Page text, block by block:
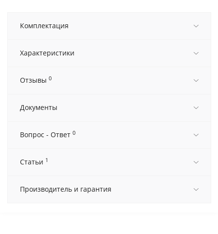
Комплектация
Характеристики
Отзывы 0
Документы
Вопрос - Ответ 0
Статьи 1
Производитель и гарантия